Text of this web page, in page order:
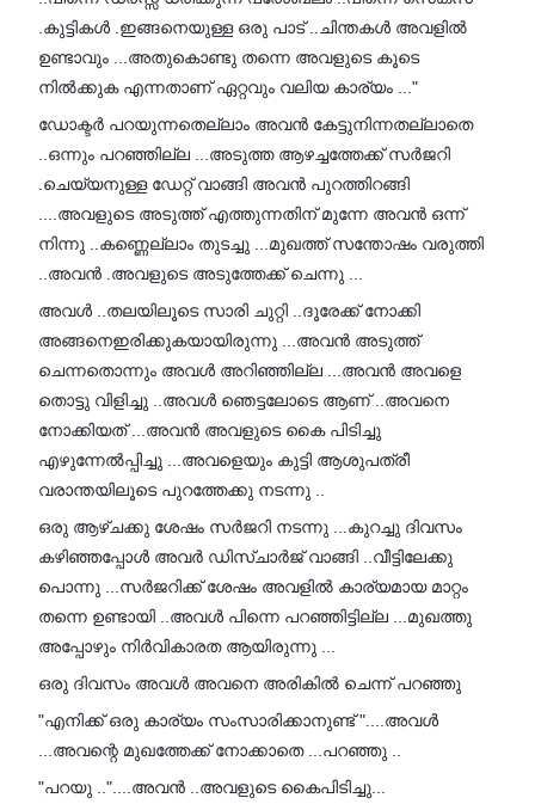
.കുട്ടികൾ .ഇങ്ങനെയുള്ള ഒരു പാട് ..ചിന്തകൾ അവളിൽ
ഉണ്ടാവും ...അതുകൊണ്ടു തന്നെ അവളുടെ കൂടെ
നിൽക്കുക എന്നതാണ് ഏറ്റവും വലിയ കാര്യം ..."
ഡോക്ടർ പറയുന്നതെല്ലാം അവൻ കേട്ടുനിന്നതല്ലാതെ
..ഒന്നും പറഞ്ഞില്ല ...അടുത്ത ആഴച്ചത്തേക്ക് സർജറി
.ചെയ്യനുള്ള ഡേറ്റ് വാങ്ങി അവൻ പുറത്തിറങ്ങി
....അവളുടെ അടുത്ത് എത്തുന്നതിന് മുന്നേ അവൻ ഒന്ന്
നിന്നു ..കണ്ണെല്ലാം തുടച്ചു ...മുഖത്ത് സന്തോഷം വരുത്തി
..അവൻ .അവളുടെ അടുത്തേക്ക് ചെന്നു ...
അവൾ ..തലയിലൂടെ സാരി ചുറ്റി ..ദൂരേക്ക്‌ നോക്കി
അങ്ങനെഇരിക്കുകയായിരുന്നു ...അവൻ അടുത്ത്
ചെന്നതൊന്നും അവൾ അറിഞ്ഞില്ല ...അവൻ അവളെ
തൊട്ടു വിളിച്ചു ..അവൾ ഞെട്ടലോടെ ആണ് ..അവനെ
നോക്കിയത് ...അവൻ അവളുടെ കൈ പിടിച്ചു
എഴുന്നേൽപ്പിച്ചു ...അവളെയും കുട്ടി ആശുപത്രീ
വരാന്തയിലൂടെ പുറത്തേക്കു നടന്നു ..
ഒരു ആഴ്ചക്കു ശേഷം സർജറി നടന്നു ...കുറച്ചു ദിവസം
കഴിഞ്ഞപ്പോൾ അവർ ഡിസ്ചാർജ് വാങ്ങി ..വീട്ടിലേക്കു
പൊന്നു ...സർജറിക്ക്‌ ശേഷം അവളിൽ കാര്യമായ മാറ്റം
തന്നെ ഉണ്ടായി ..അവൾ പിന്നെ പറഞ്ഞിട്ടില്ല ...മുഖത്തു
അപ്പോഴും നിർവികാരത ആയിരുന്നു ...
ഒരു ദിവസം അവൾ അവനെ അരികിൽ ചെന്ന് പറഞ്ഞു
"എനിക്ക് ഒരു കാര്യം സംസാരിക്കാനുണ്ട് "....അവൾ
...അവന്റെ മുഖത്തേക്ക് നോക്കാതെ ...പറഞ്ഞു ..
"പറയു .."....അവൻ ..അവളുടെ കൈപിടിച്ചു...